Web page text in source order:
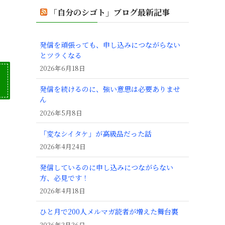
「自分のシゴト」ブログ最新記事
発信を頑張っても、申し込みにつながらない
とツラくなる
2026年6月18日
発信を続けるのに、強い意思は必要ありませ
ん
2026年5月8日
「変なシイタケ」が高級品だった話
2026年4月24日
発信しているのに申し込みにつながらない
方、必見です！
2026年4月18日
ひと月で200人メルマガ読者が増えた舞台裏